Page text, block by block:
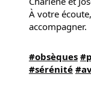
À votre
accompagner.
#obsèques
#sérénité